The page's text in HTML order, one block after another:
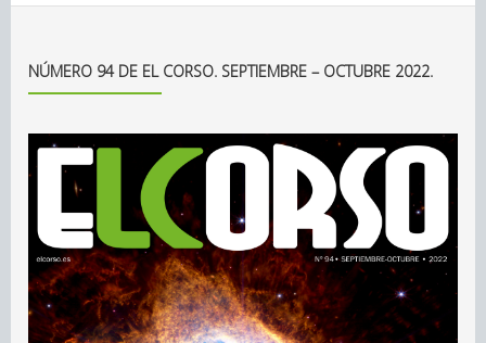
NÚMERO 94 DE EL CORSO. SEPTIEMBRE – OCTUBRE 2022.